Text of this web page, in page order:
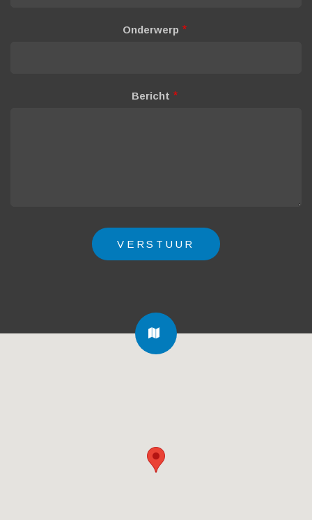
Onderwerp
Bericht
FA-
MAP